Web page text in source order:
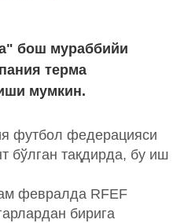
бош мураббийи
терма
мумкин.
футбол федерацияси
бўлган тақдирда, бу иш
февралда RFEF
бирига